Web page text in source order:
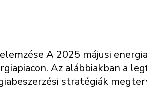
A 2025 májusi
Az alábbiakban a
stratégiák